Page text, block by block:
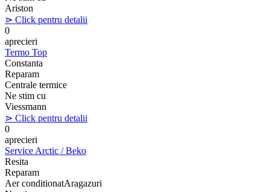
Ariston
⋗ Click pentru detalii
0
aprecieri
Termo Top
Constanta
Reparam
Centrale termice
Ne stim cu
Viessmann
⋗ Click pentru detalii
0
aprecieri
Service Arctic / Beko
Resita
Reparam
Aer conditionatAragazuri